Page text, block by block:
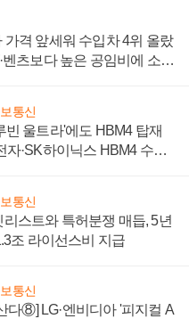
가격 앞세워 수입차 4위 올랐
벤츠보다 높은 공임비에 소비
통신
빈 울트라'에도 HBM4 탑재
자·SK하이닉스 HBM4 수율
통신
스트와 특허분쟁 매듭, 5년
조 라이선스비 지급
통신
다⑧] LG·엔비디아 '피지컬 A